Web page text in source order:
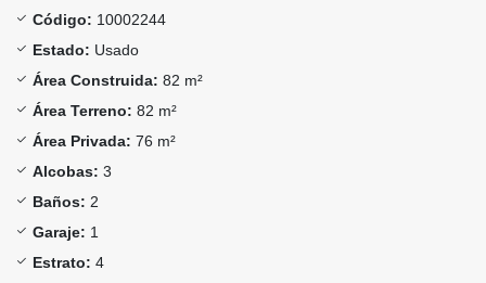
Código: 10002244
Estado: Usado
Área Construida: 82 m²
Área Terreno: 82 m²
Área Privada: 76 m²
Alcobas: 3
Baños: 2
Garaje: 1
Estrato: 4